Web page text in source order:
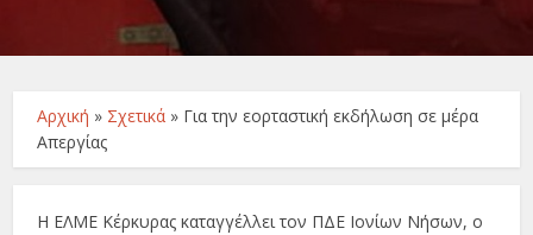
Αρχική » Σχετικά » Για την εορταστική εκδήλωση σε μέρα
Απεργίας
Η ΕΛΜΕ Κέρκυρας καταγγέλλει τον ΠΔΕ Ιονίων Νήσων, ο